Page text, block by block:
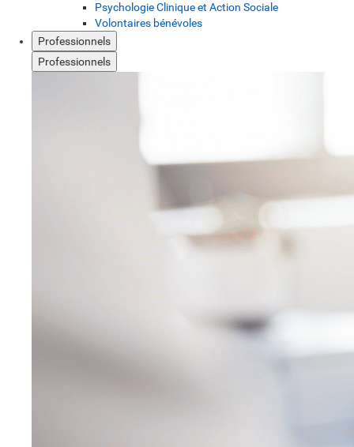
Psychologie Clinique et Action Sociale
Volontaires bénévoles
Professionnels
Professionnels